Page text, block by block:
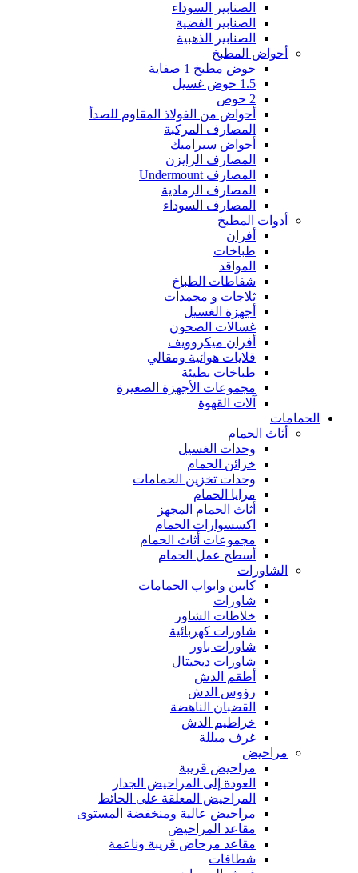
الصنابير السوداء
الصنابير الفضية
الصنابير الذهبية
أحواض المطبخ
حوض مطبخ 1 صفاية
1.5 حوض غسيل
2 حوض
أحواض من الفولاذ المقاوم للصدأ
المصارف المركبة
أحواض سيراميك
المصارف الرايزن
المصارف Undermount
المصارف الرمادية
المصارف السوداء
أدوات المطبخ
أفران
طباخات
المواقد
شفاطات الطباخ
ثلاجات و مجمدات
أجهزة الغسيل
غسالات الصحون
أفران ميكروويف
قلايات هوائية ومقالي
طباخات بطيئة
مجموعات الأجهزة الصغيرة
آلات القهوة
الحمامات
أثاث الحمام
وحدات الغسيل
خزائن الحمام
وحدات تخزين الحمامات
مرايا الحمام
أثاث الحمام المجهز
اكسسوارات الحمام
مجموعات أثاث الحمام
أسطح عمل الحمام
الشاورات
كابين وابواب الحمامات
شاورات
خلاطات الشاور
شاورات كهربائية
شاورات باور
شاورات ديجيتال
أطقم الدش
رؤوس الدش
القضبان الناهضة
خراطيم الدش
غرف مبللة
مراحيض
مراحيض قريبة
العودة إلى المراحيض الجدار
المراحيض المعلقة على الحائط
مراحيض عالية ومنخفضة المستوى
مقاعد المراحيض
مقاعد مرحاض قريبة وناعمة
شطافات